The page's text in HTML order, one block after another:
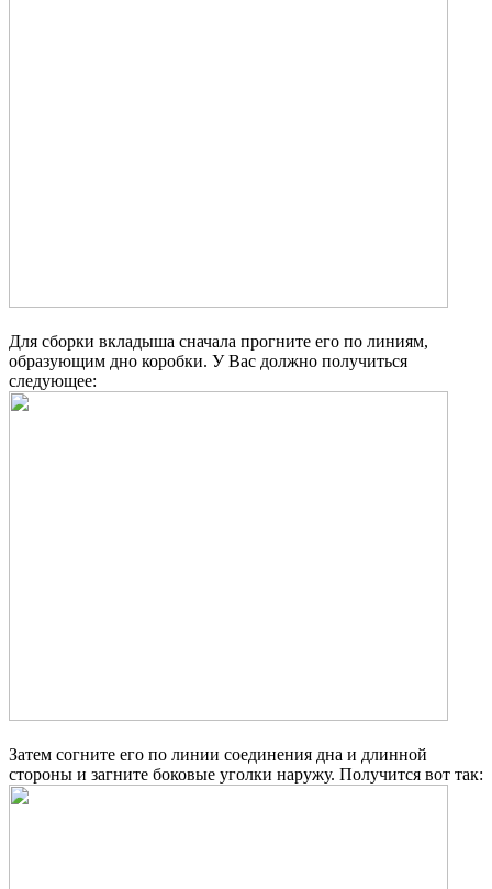
Для сборки вкладыша сначала прогните его по линиям,
образующим дно коробки. У Вас должно получиться
следующее:
Затем согните его по линии соединения дна и длинной
стороны и загните боковые уголки наружу. Получится вот так: